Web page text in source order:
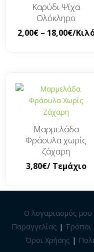
Καρύδι Ψίχα
Ολόκληρο
2,00€ – 18,00€/
Μαρμελάδα
Φράουλα χωρίς
ζάχαρη
3,80€/ Τεμάχιο
Ο λογαριασμός μου
Παραγγελίας |
Όροι Χρήσης |